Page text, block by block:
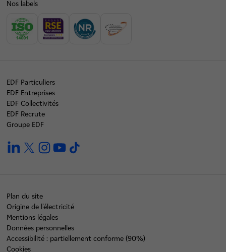
Nos labels
EDF Particuliers
EDF Entreprises
EDF Collectivités
EDF Recrute
Groupe EDF
linkedintwitterinstagramyoutube
Plan du site
Origine de l'électricité
Mentions légales
Données personnelles
Accessibilité : partiellement conforme (90%)
Cookies